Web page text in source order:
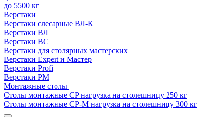
до 5500 кг
Верстаки
Верстаки слесарные ВЛ-К
Верстаки ВЛ
Верстаки ВС
Верстаки для столярных мастерских
Верстаки Expert и Мастер
Верстаки Profi
Верстаки РМ
Монтажные столы
Столы монтажные СP нагрузка на столешницу 250 кг
Столы монтажные СР-М нагрузка на столешницу 300 кг